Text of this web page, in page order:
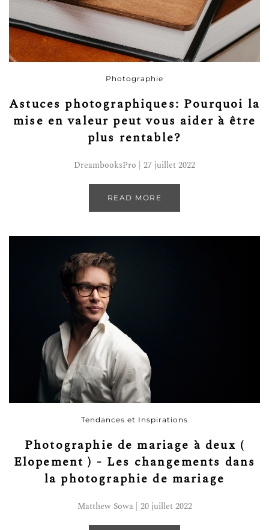
Photographie
Astuces photographiques: Pourquoi la
mise en valeur peut vous aider à être
plus rentable?
DreambooksPro | 27 juillet 2022
READ MORE
Tendances et Inspirations
Photographie de mariage à deux (
Elopement ) - Les changements dans
la photographie de mariage
Matthew Sowa | 20 juillet 2022